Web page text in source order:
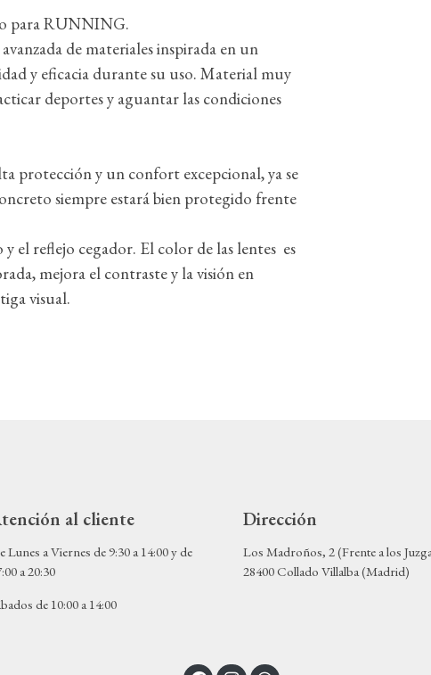
para RUNNING.
de materiales inspirada en un
y eficacia durante su uso. Material muy
deportes y aguantar las condiciones
protección y un confort excepcional, ya se
siempre estará bien protegido frente
el reflejo cegador. El color de las lentes es
mejora el contraste y la visión en
visual.
al cliente
Lunes a Viernes de 9:30 a 14:00 y de
a 20:30
de 10:00 a 14:00
Dirección
Los Madroños, 2 (Frente a los
28400 Collado Villalba (Madrid)